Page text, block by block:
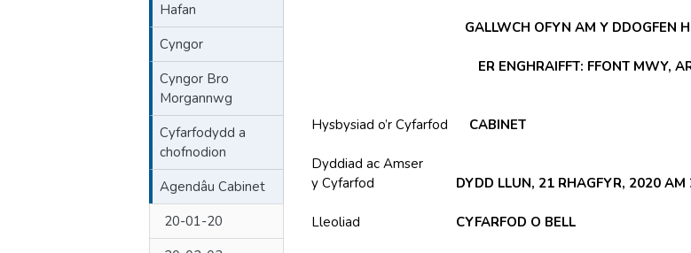
Hafan
Cyngor
Cyngor Bro
Morgannwg
Cyfarfodydd a
chofnodion
Agendâu Cabinet
20-01-20
GALLWCH OFYN AM Y DDOGFEN
ER ENGHRAIFFT: FFONT MWY,
Hysbysiad o’r Cyfarfod CABINET
Dyddiad ac Amser
y Cyfarfod
DYDD LLUN, 21 RHAGFYR, 2020 AM
Lleoliad CYFARFOD O BELL